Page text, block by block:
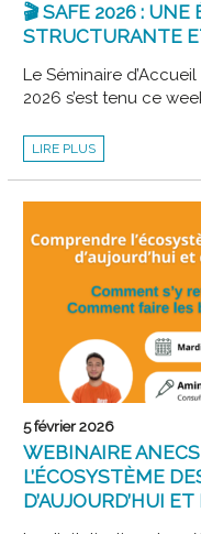
🎬 SAFE 2026 :
STRUCTURANTE
Le Séminaire
2026 s’est tenu ce
🎬
SAFE
:
STRUCTURANTE
ET
TOURNÉE
LIRE PLUS
5 février 2026
WEBINAIRE
L’ÉCOSYSTÈME
D’AUJOURD’HUI